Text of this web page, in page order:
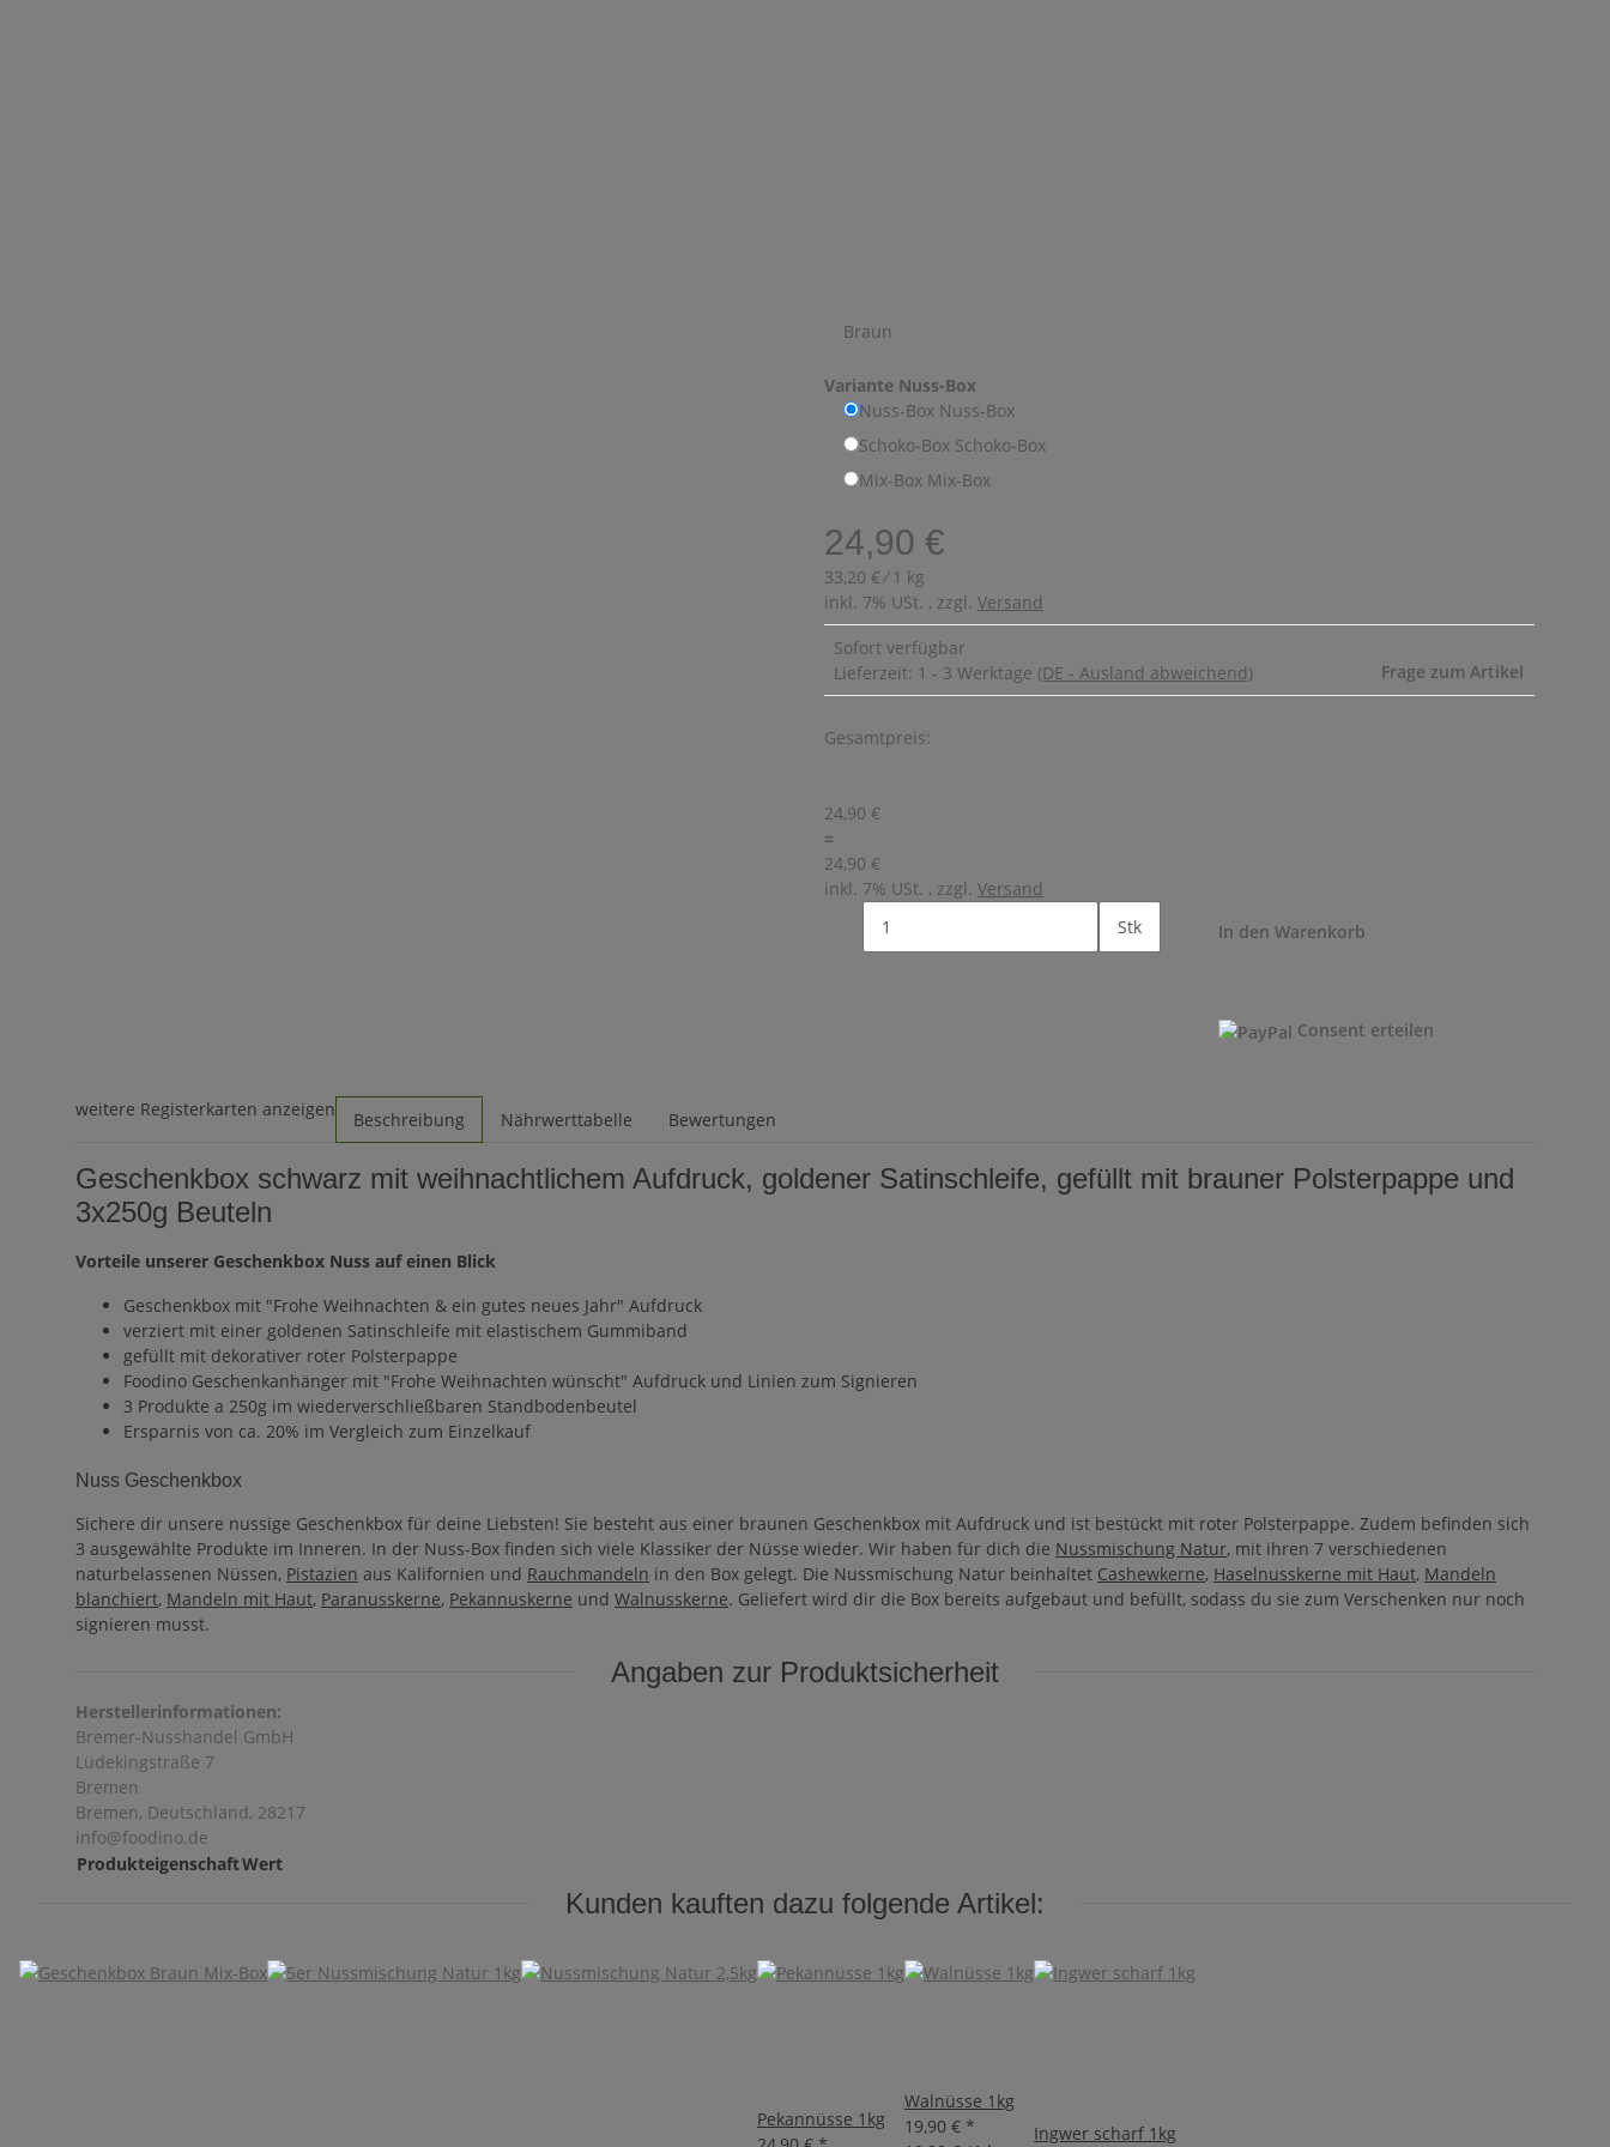
Braun
Variante Nuss-Box
Nuss-Box Nuss-Box
Schoko-Box Schoko-Box
Mix-Box Mix-Box
24,90 €
33,20 € ⁄ 1 kg
inkl. 7% USt. , zzgl. Versand
Sofort verfügbar
Lieferzeit: 1 - 3 Werktage (DE - Ausland abweichend) Frage zum Artikel
Gesamtpreis:
24,90 €
=
24,90 €
inkl. 7% USt. , zzgl. Versand
Stk
In den Warenkorb
Consent erteilen
weitere Registerkarten anzeigen Beschreibung Nährwerttabelle Bewertungen
Geschenkbox schwarz mit weihnachtlichem Aufdruck, goldener Satinschleife, gefüllt mit brauner Polsterpappe und
3x250g Beuteln
Vorteile unserer Geschenkbox Nuss auf einen Blick
Geschenkbox mit "Frohe Weihnachten & ein gutes neues Jahr" Aufdruck
verziert mit einer goldenen Satinschleife mit elastischem Gummiband
gefüllt mit dekorativer roter Polsterpappe
Foodino Geschenkanhänger mit "Frohe Weihnachten wünscht" Aufdruck und Linien zum Signieren
3 Produkte a 250g im wiederverschließbaren Standbodenbeutel
Ersparnis von ca. 20% im Vergleich zum Einzelkauf
Nuss Geschenkbox
Sichere dir unsere nussige Geschenkbox für deine Liebsten! Sie besteht aus einer braunen Geschenkbox mit Aufdruck und ist bestückt mit roter Polsterpappe. Zudem befinden sich
3 ausgewählte Produkte im Inneren. In der Nuss-Box finden sich viele Klassiker der Nüsse wieder. Wir haben für dich die Nussmischung Natur, mit ihren 7 verschiedenen
naturbelassenen Nüssen, Pistazien aus Kalifornien und Rauchmandeln in den Box gelegt. Die Nussmischung Natur beinhaltet Cashewkerne, Haselnusskerne mit Haut, Mandeln
blanchiert, Mandeln mit Haut, Paranusskerne, Pekannuskerne und Walnusskerne. Geliefert wird dir die Box bereits aufgebaut und befüllt, sodass du sie zum Verschenken nur noch
signieren musst.
Angaben zur Produktsicherheit
Herstellerinformationen:
Bremer-Nusshandel GmbH
Lüdekingstraße 7
Bremen
Bremen, Deutschland, 28217
info@foodino.de
ProdukteigenschaftWert
Kunden kauften dazu folgende Artikel:
Pekannüsse 1kg
Walnüsse 1kg
19,90 € *
Ingwer scharf 1kg